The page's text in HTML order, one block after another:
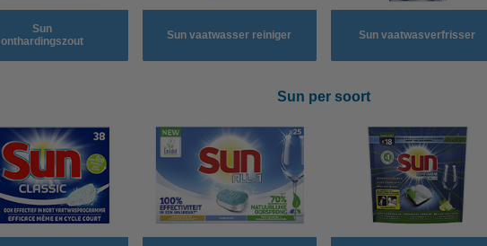
Sun
onthardingszout
Sun vaatwasser reiniger Sun vaatwasverfrisser
Sun per soort